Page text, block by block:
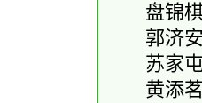
盘锦棋
郭济安
苏家屯
黄添茗